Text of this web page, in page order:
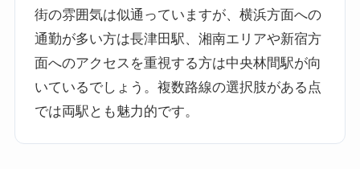
街の雰囲気は似通っていますが、横浜方面への
通勤が多い方は長津田駅、湘南エリアや新宿方
面へのアクセスを重視する方は中央林間駅が向
いているでしょう。複数路線の選択肢がある点
では両駅とも魅力的です。